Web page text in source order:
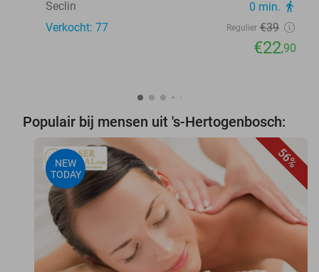
Seclin 0 min. directions_walk
Verkocht: 77 Regulier €39
€22,90
Populair bij mensen uit 's-Hertogenbosch:
56%
NEW
TODAY